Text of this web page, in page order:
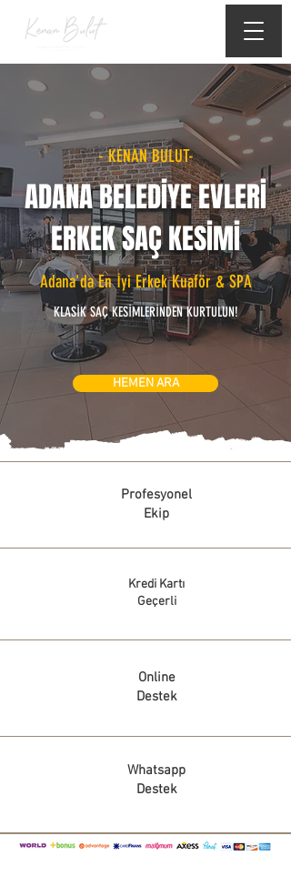
- KENAN BULUT-
ADANA BELEDİYE EVLERİ
ERKEK SAÇ KESİMİ
Adana'da En İyi Erkek Kuaför & SPA
KLASİK SAÇ KESİMLERİNDEN KURTULUN!
HEMEN ARA
Profesyonel
Ekip
Kredi Kartı
Geçerli
Online
Destek
Whatsapp
Destek